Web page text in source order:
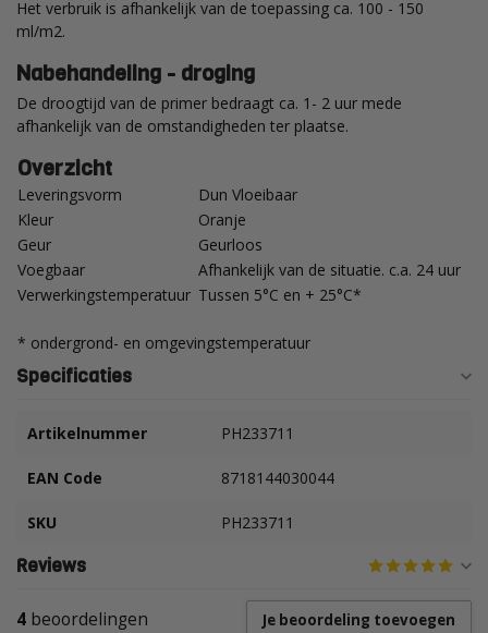
Het verbruik is afhankelijk van de toepassing ca. 100 - 150
ml/m2.
Nabehandeling - droging
De droogtijd van de primer bedraagt ca. 1- 2 uur mede
afhankelijk van de omstandigheden ter plaatse.
Overzicht
Leveringsvorm
Dun Vloeibaar
Kleur
Oranje
Geur
Geurloos
Voegbaar
Afhankelijk van de situatie. c.a. 24 uur
Verwerkingstemperatuur Tussen 5°C en + 25°C*
* ondergrond- en omgevingstemperatuur
Specificaties
Artikelnummer PH233711
EAN Code 8718144030044
SKU PH233711
Reviews
4 beoordelingen Je beoordeling toevoegen